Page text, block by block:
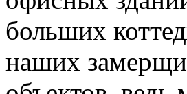
больших
наших